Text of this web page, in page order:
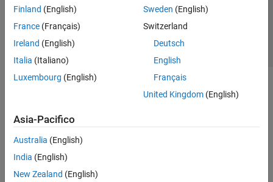
Finland (English)
France (Français)
Ireland (English)
Italia (Italiano)
Luxembourg (English)
Sweden (English)
Switzerland
Deutsch
English
Français
United Kingdom(English)
Asia-Pacifico
Australia (English)
India (English)
New Zealand (English)